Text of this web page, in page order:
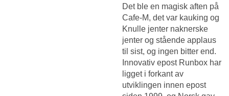
Det ble en magisk aften på
Cafe-M, det var kauking og
Knulle jenter naknerske
jenter og stående applaus
til sist, og ingen bitter end.
Innovativ epost Runbox har
ligget i forkant av
utviklingen innen epost